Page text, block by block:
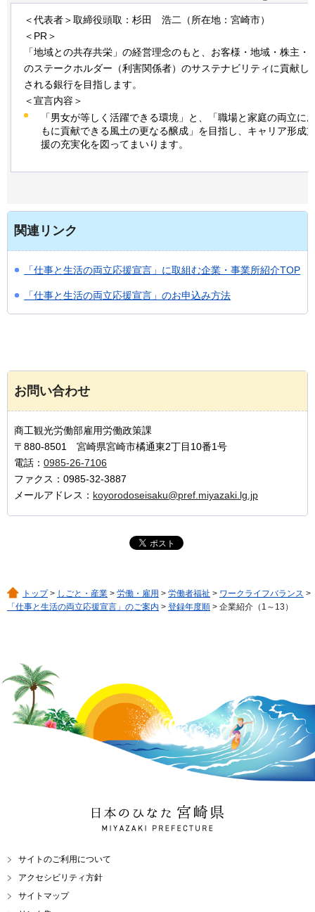
＜代表者＞取締役頭取：杉田 浩二
（所在地：宮崎市）
＜PR＞
「地域との共存共栄」の経営理念のもと、お客様・地域・株主・
のステークホルダー（利害関係者）のサステナビリティに貢献し
される銀行を目指します。
＜宣言内容＞
「男女が等しく活躍できる環境」と、「職場と家庭の両立に
もに貢献できる風土の更なる醸成」を目指し、キャリア形成
援の充実化を図ってまいります。
関連リンク
「仕事と生活の両立応援宣言」に取組む企業・事業所紹介TOP
「仕事と生活の両立応援宣言」のお申込み方法
お問い合わせ
商工観光労働部雇用労働政策課
〒880-8501 宮崎県宮崎市橘通東2丁目10番1号
電話： 0985-26-7106
ファクス：0985-32-3887
メールアドレス： koyorodoseisaku@pref.miyazaki.lg.jp
トップ> しごと・産業 > 労働・雇用 > 労働者福祉 > ワークライフバランス >
「仕事と生活の両立応援宣言」のご案内 > 登録年度順 > 企業紹介（1～13）
日本のひなた 宮崎県
MIYAZAKI PREFECTURE
サイトのご利用について
アクセシビリティ方針
サイトマップ